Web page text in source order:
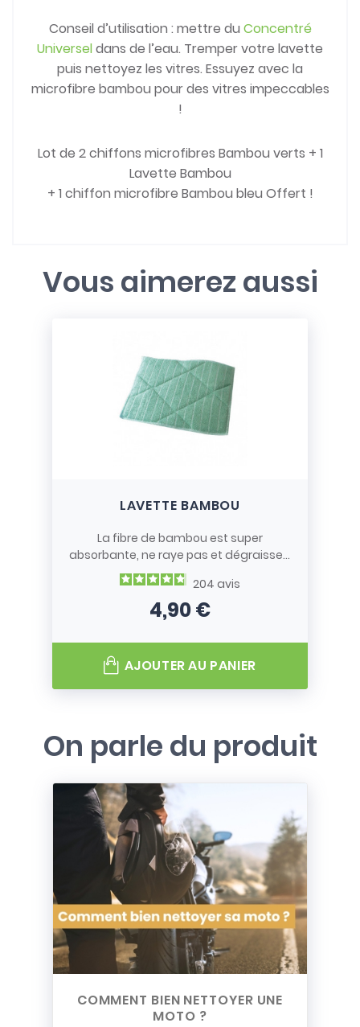
Conseil d’utilisation : mettre du Concentré
Universeldans de l’eau. Tremper votre lavette
puis nettoyez les vitres. Essuyez avec la
microfibre bambou pour des vitres impeccables
!
Lot de 2 chiffons microfibres Bambou verts + 1
Lavette Bambou
+ 1 chiffon microfibre Bambou bleu Offert !
Vous aimerez aussi
LAVETTE BAMBOU
La fibre de bambou est super
absorbante, ne raye pas et dégraisse...
204 avis
Prix
4,90 €
AJOUTER AU PANIER
On parle du produit
COMMENT BIEN NETTOYER UNE
MOTO ?